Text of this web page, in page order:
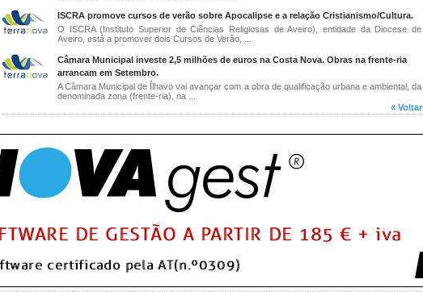
ISCRA promove cursos de verão sobre Apocalipse e a relação Cristianismo/Cultura.
O ISCRA (Instituto Superior de Ciências Religiosas de Aveiro), entidade da Diocese de
Aveiro, está a promover dois Cursos de Verão, ...
Câmara Municipal investe 2,5 milhões de euros na Costa Nova. Obras na frente-ria
arrancam em Setembro.
A Câmara Municipal de Ílhavo vai avançar com a obra de qualificação urbana e ambiental, da
denominada zona (frente-ria), na ...
« Voltar